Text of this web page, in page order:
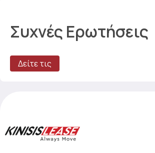
Συχνές Ερωτήσεις
Δείτε τις